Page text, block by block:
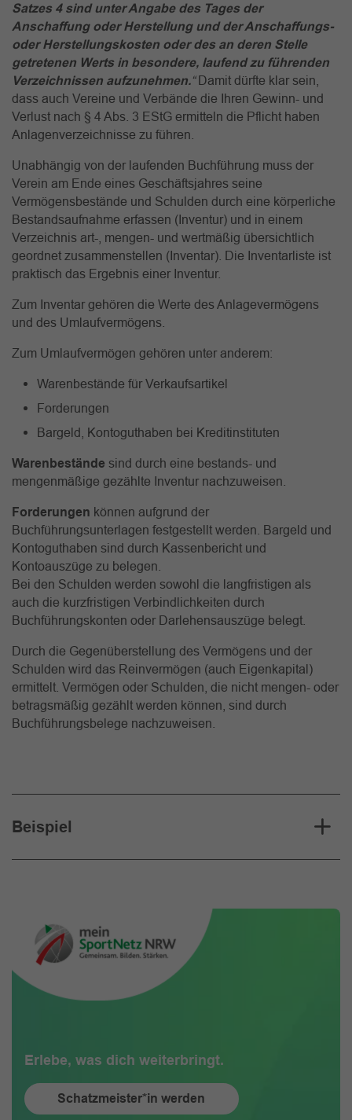
Satzes 4 sind unter Angabe des Tages der
Anschaffung oder Herstellung und der Anschaffungs-
oder Herstellungskosten oder des an deren Stelle
getretenen Werts in besondere, laufend zu führenden
Verzeichnissen aufzunehmen.“Damit dürfte klar sein,
dass auch Vereine und Verbände die Ihren Gewinn- und
Verlust nach § 4 Abs. 3 EStG ermitteln die Pflicht haben
Anlagenverzeichnisse zu führen.
Unabhängig von der laufenden Buchführung muss der
Verein am Ende eines Geschäftsjahres seine
Vermögensbestände und Schulden durch eine körperliche
Bestandsaufnahme erfassen (Inventur) und in einem
Verzeichnis art-, mengen- und wertmäßig übersichtlich
geordnet zusammenstellen (Inventar). Die Inventarliste ist
praktisch das Ergebnis einer Inventur.
Zum Inventar gehören die Werte des Anlagevermögens
und des Umlaufvermögens.
Zum Umlaufvermögen gehören unter anderem:
Warenbestände für Verkaufsartikel
Forderungen
Bargeld, Kontoguthaben bei Kreditinstituten
Warenbestände sind durch eine bestands- und
mengenmäßige gezählte Inventur nachzuweisen.
Forderungen können aufgrund der
Buchführungsunterlagen festgestellt werden. Bargeld und
Kontoguthaben sind durch Kassenbericht und
Kontoauszüge zu belegen.
Bei den Schulden werden sowohl die langfristigen als
auch die kurzfristigen Verbindlichkeiten durch
Buchführungskonten oder Darlehensauszüge belegt.
Durch die Gegenüberstellung des Vermögens und der
Schulden wird das Reinvermögen (auch Eigenkapital)
ermittelt. Vermögen oder Schulden, die nicht mengen- oder
betragsmäßig gezählt werden können, sind durch
Buchführungsbelege nachzuweisen.
Beispiel
Erlebe, was dich weiterbringt.
Schatzmeister*in werden